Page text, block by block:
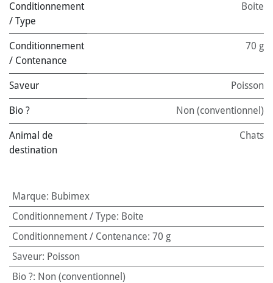
Conditionnement
/ Type
Boite
Conditionnement
/ Contenance
70 g
Saveur Poisson
Bio ? Non (conventionnel)
Animal de
destination
Chats
Marque: Bubimex
Conditionnement / Type: Boite
Conditionnement / Contenance: 70 g
Saveur: Poisson
Bio ?: Non (conventionnel)